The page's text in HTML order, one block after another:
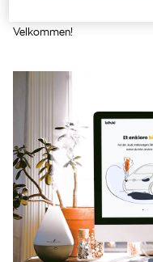
Velkommen!